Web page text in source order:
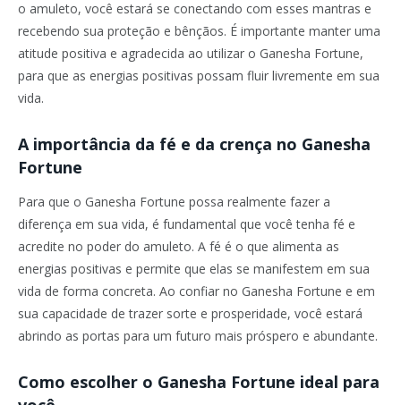
o amuleto, você estará se conectando com esses mantras e
recebendo sua proteção e bênçãos. É importante manter uma
atitude positiva e agradecida ao utilizar o Ganesha Fortune,
para que as energias positivas possam fluir livremente em sua
vida.
A importância da fé e da crença no Ganesha
Fortune
Para que o Ganesha Fortune possa realmente fazer a
diferença em sua vida, é fundamental que você tenha fé e
acredite no poder do amuleto. A fé é o que alimenta as
energias positivas e permite que elas se manifestem em sua
vida de forma concreta. Ao confiar no Ganesha Fortune e em
sua capacidade de trazer sorte e prosperidade, você estará
abrindo as portas para um futuro mais próspero e abundante.
Como escolher o Ganesha Fortune ideal para